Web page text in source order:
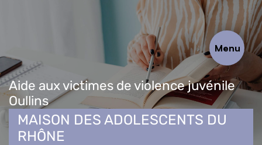
Menu
Aide aux victimes de violence juvénile
Oullins
MAISON DES ADOLESCENTS DU
RHÔNE